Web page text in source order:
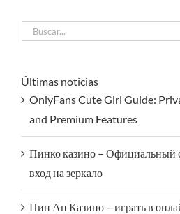
Buscar:
Últimas noticias
OnlyFans Cute Girl Guide:
and Premium Features
Пинко казино – Официальный
вход на зеркало
Пин Ап Казино – играть в